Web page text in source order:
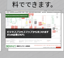
料でできます。